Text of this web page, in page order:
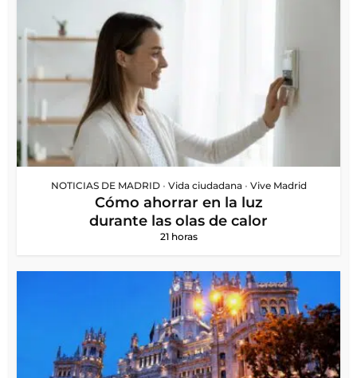
NOTICIAS DE MADRID • Vida ciudadana • Vive Madrid
Cómo ahorrar en la luz
durante las olas de calor
21 horas